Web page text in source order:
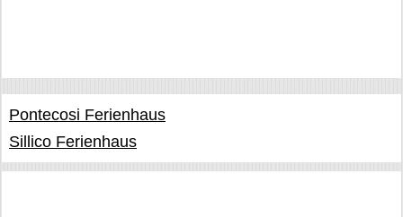
Pontecosi Ferienhaus
Sillico Ferienhaus